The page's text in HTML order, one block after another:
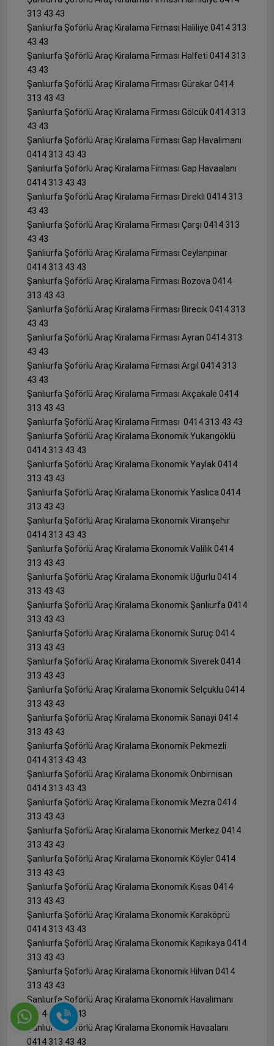
313 43 43
Şanlıurfa Şoförlü Araç Kiralama Firması Haliliye 0414 313
43 43
Şanlıurfa Şoförlü Araç Kiralama Firması Halfeti 0414 313
43 43
Şanlıurfa Şoförlü Araç Kiralama Firması Gürakar 0414
313 43 43
Şanlıurfa Şoförlü Araç Kiralama Firması Gölcük 0414 313
43 43
Şanlıurfa Şoförlü Araç Kiralama Firması Gap Havalimanı
0414 313 43 43
Şanlıurfa Şoförlü Araç Kiralama Firması Gap Havaalanı
0414 313 43 43
Şanlıurfa Şoförlü Araç Kiralama Firması Direkli 0414 313
43 43
Şanlıurfa Şoförlü Araç Kiralama Firması Çarşı 0414 313
43 43
Şanlıurfa Şoförlü Araç Kiralama Firması Ceylanpınar
0414 313 43 43
Şanlıurfa Şoförlü Araç Kiralama Firması Bozova 0414
313 43 43
Şanlıurfa Şoförlü Araç Kiralama Firması Birecik 0414 313
43 43
Şanlıurfa Şoförlü Araç Kiralama Firması Ayran 0414 313
43 43
Şanlıurfa Şoförlü Araç Kiralama Firması Argıl 0414 313
43 43
Şanlıurfa Şoförlü Araç Kiralama Firması Akçakale 0414
313 43 43
Şanlıurfa Şoförlü Araç Kiralama Firması 0414 313 43 43
Şanlıurfa Şoförlü Araç Kiralama Ekonomik Yukarıgöklü
0414 313 43 43
Şanlıurfa Şoförlü Araç Kiralama Ekonomik Yaylak 0414
313 43 43
Şanlıurfa Şoförlü Araç Kiralama Ekonomik Yaslıca 0414
313 43 43
Şanlıurfa Şoförlü Araç Kiralama Ekonomik Viranşehir
0414 313 43 43
Şanlıurfa Şoförlü Araç Kiralama Ekonomik Valilik 0414
313 43 43
Şanlıurfa Şoförlü Araç Kiralama Ekonomik Uğurlu 0414
313 43 43
Şanlıurfa Şoförlü Araç Kiralama Ekonomik Şanlıurfa 0414
313 43 43
Şanlıurfa Şoförlü Araç Kiralama Ekonomik Suruç 0414
313 43 43
Şanlıurfa Şoförlü Araç Kiralama Ekonomik Siverek 0414
313 43 43
Şanlıurfa Şoförlü Araç Kiralama Ekonomik Selçuklu 0414
313 43 43
Şanlıurfa Şoförlü Araç Kiralama Ekonomik Sanayi 0414
313 43 43
Şanlıurfa Şoförlü Araç Kiralama Ekonomik Pekmezli
0414 313 43 43
Şanlıurfa Şoförlü Araç Kiralama Ekonomik Onbirnisan
0414 313 43 43
Şanlıurfa Şoförlü Araç Kiralama Ekonomik Mezra 0414
313 43 43
Şanlıurfa Şoförlü Araç Kiralama Ekonomik Merkez 0414
313 43 43
Şanlıurfa Şoförlü Araç Kiralama Ekonomik Köyler 0414
313 43 43
Şanlıurfa Şoförlü Araç Kiralama Ekonomik Kısas 0414
313 43 43
Şanlıurfa Şoförlü Araç Kiralama Ekonomik Karaköprü
0414 313 43 43
Şanlıurfa Şoförlü Araç Kiralama Ekonomik Kapıkaya 0414
313 43 43
Şanlıurfa Şoförlü Araç Kiralama Ekonomik Hilvan 0414
313 43 43
Şanlıurfa Şoförlü Araç Kiralama Ekonomik Havalimanı
0414 313 43 43
Şanlıurfa Şoförlü Araç Kiralama Ekonomik Havaalanı
0414 313 43 43